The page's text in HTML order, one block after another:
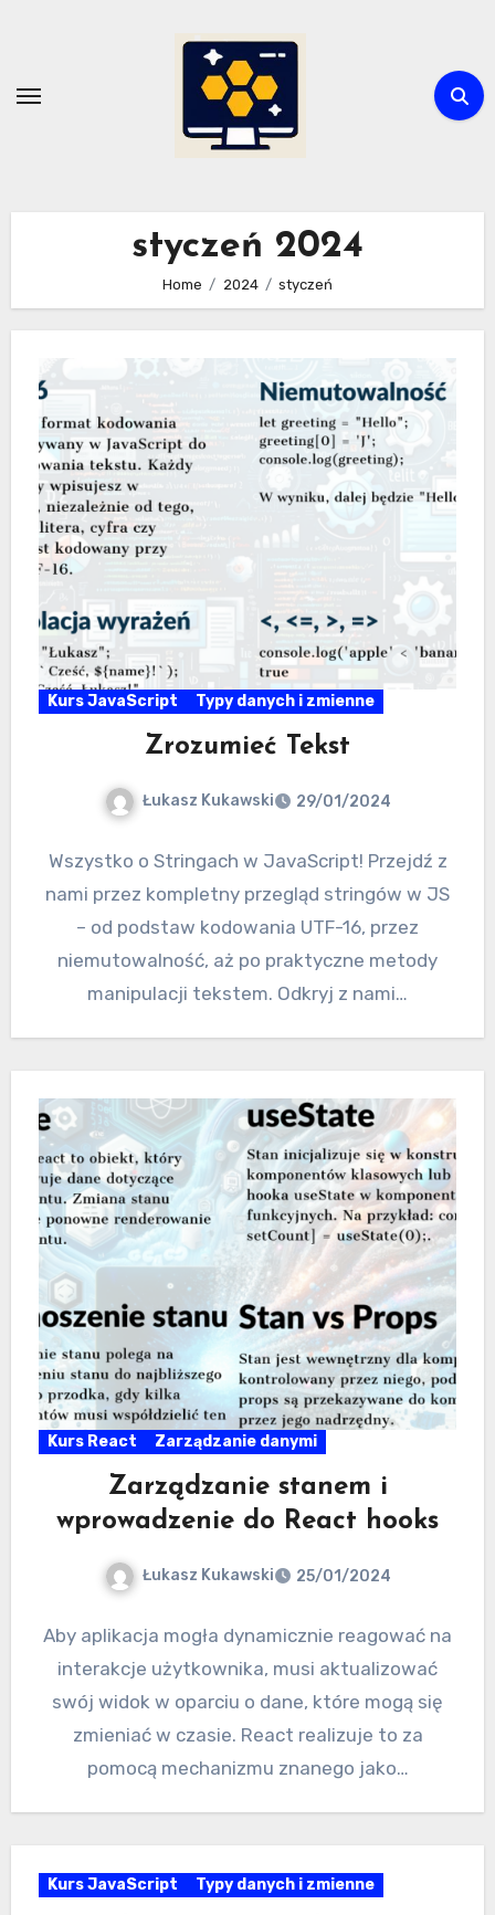
styczeń 2024
Home 2024 styczeń
Kurs JavaScript Typy danych i zmienne
Zrozumieć Tekst
Łukasz Kukawski 29/01/2024
Wszystko o Stringach w JavaScript! Przejdź z
nami przez kompletny przegląd stringów w JS
– od podstaw kodowania UTF-16, przez
niemutowalność, aż po praktyczne metody
manipulacji tekstem. Odkryj z nami…
Kurs React Zarządzanie danymi
Zarządzanie stanem i
wprowadzenie do React hooks
Łukasz Kukawski 25/01/2024
Aby aplikacja mogła dynamicznie reagować na
interakcje użytkownika, musi aktualizować
swój widok w oparciu o dane, które mogą się
zmieniać w czasie. React realizuje to za
pomocą mechanizmu znanego jako…
Kurs JavaScript Typy danych i zmienne